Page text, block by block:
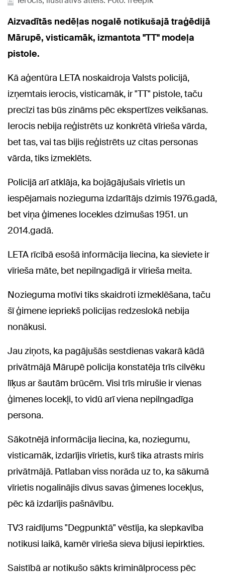
Aizvadītās nedēļas nogalē notikušajā traģēdijā
Mārupē, visticamāk, izmantota "TT" modeļa
pistole.
Kā aģentūra LETA noskaidroja Valsts policijā,
izņemtais ierocis, visticamāk, ir "TT" pistole, taču
precīzi tas būs zināms pēc ekspertīzes veikšanas.
Ierocis nebija reģistrēts uz konkrētā vīrieša vārda,
bet tas, vai tas bijis reģistrēts uz citas personas
vārda, tiks izmeklēts.
Policijā arī atklāja, ka bojāgājušais vīrietis un
iespējamais nozieguma izdarītājs dzimis 1976.gadā,
bet viņa ģimenes locekles dzimušas 1951. un
2014.gadā.
LETA rīcībā esošā informācija liecina, ka sieviete ir
vīrieša māte, bet nepilngadīgā ir vīrieša meita.
Nozieguma motīvi tiks skaidroti izmeklēšana, taču
šī ģimene iepriekš policijas redzeslokā nebija
nonākusi.
Jau ziņots, ka pagājušās sestdienas vakarā kādā
privātmājā Mārupē policija konstatēja trīs cilvēku
līķus ar šautām brūcēm. Visi trīs mirušie ir vienas
ģimenes locekļi, to vidū arī viena nepilngadīga
persona.
Sākotnējā informācija liecina, ka, noziegumu,
visticamāk, izdarījis vīrietis, kurš tika atrasts miris
privātmājā. Patlaban viss norāda uz to, ka sākumā
vīrietis nogalinājis divus savas ģimenes locekļus,
pēc kā izdarījis pašnāvību.
TV3 raidījums "Degpunktā" vēstīja, ka slepkavība
notikusi laikā, kamēr vīrieša sieva bijusi iepirkties.
Saistībā ar notikušo sākts kriminālprocess pēc